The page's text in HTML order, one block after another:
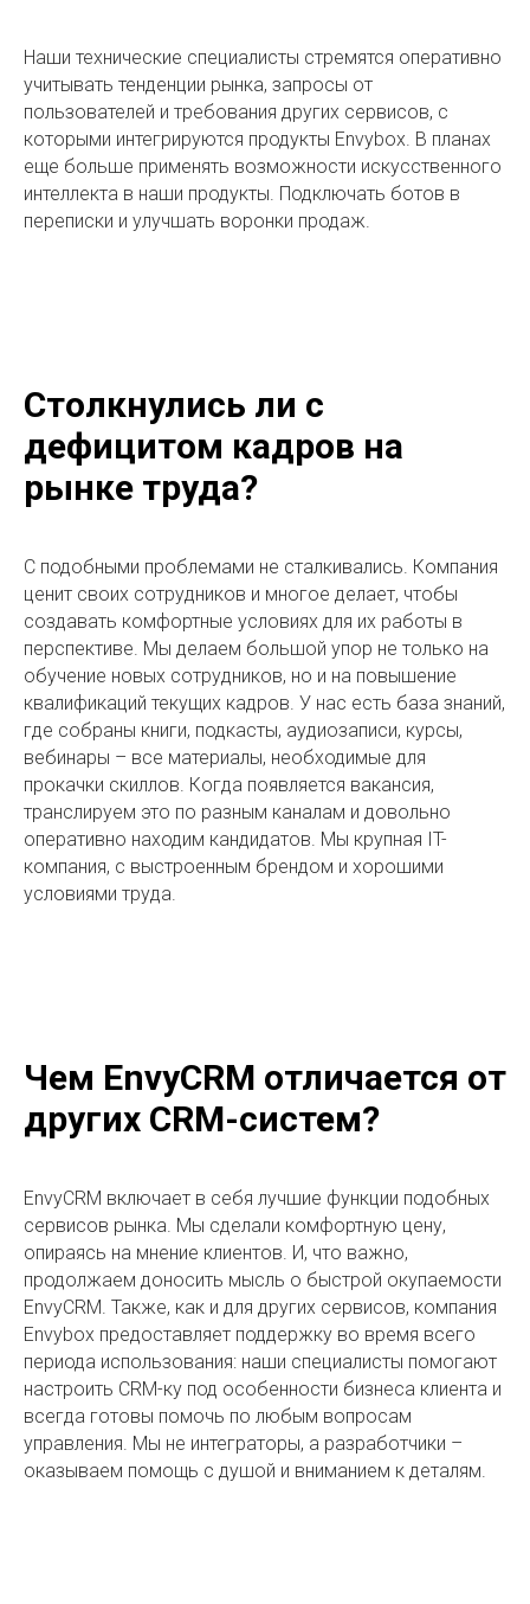
Наши технические специалисты стремятся оперативно
учитывать тенденции рынка, запросы от
пользователей и требования других сервисов, с
которыми интегрируются продукты Envybox. В планах
еще больше применять возможности искусственного
интеллекта в наши продукты. Подключать ботов в
переписки и улучшать воронки продаж.
Столкнулись ли с
дефицитом кадров на
рынке труда?
С подобными проблемами не сталкивались. Компания
ценит своих сотрудников и многое делает, чтобы
создавать комфортные условиях для их работы в
перспективе. Мы делаем большой упор не только на
обучение новых сотрудников, но и на повышение
квалификаций текущих кадров. У нас есть база знаний,
где собраны книги, подкасты, аудиозаписи, курсы,
вебинары – все материалы, необходимые для
прокачки скиллов. Когда появляется вакансия,
транслируем это по разным каналам и довольно
оперативно находим кандидатов. Мы крупная IT-
компания, с выстроенным брендом и хорошими
условиями труда.
Чем EnvyCRM отличается от
других CRM-систем?
EnvyCRM включает в себя лучшие функции подобных
сервисов рынка. Мы сделали комфортную цену,
опираясь на мнение клиентов. И, что важно,
продолжаем доносить мысль о быстрой окупаемости
EnvyCRM. Также, как и для других сервисов, компания
Envybox предоставляет поддержку во время всего
периода использования: наши специалисты помогают
настроить CRM-ку под особенности бизнеса клиента и
всегда готовы помочь по любым вопросам
управления. Мы не интеграторы, а разработчики –
оказываем помощь с душой и вниманием к деталям.